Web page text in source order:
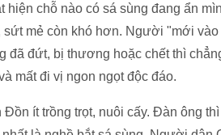
hiện chỗ nào có sá sùng đang ẩn
sứt mẻ còn khó hơn. Người "mới vào
đã đứt, bị thương hoặc chết thì
mất đi vị ngon ngọt độc đáo.
Đồn ít trồng trọt, nuôi cấy. Đàn ông